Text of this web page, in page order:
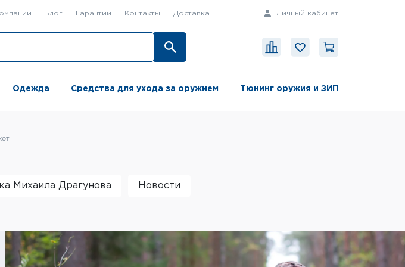
Блог Гарантии Контакты Доставка Личный кабинет
Одежда Средства для ухода за оружием Тюнинг оружия и ЗИП
Михаила Драгунова Новости